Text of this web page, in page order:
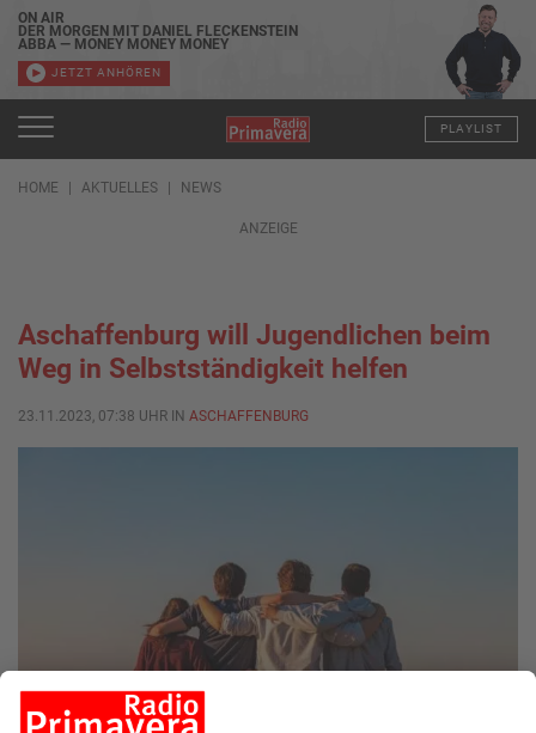
ON AIR
DER MORGEN MIT DANIEL FLECKENSTEIN
ABBA — MONEY MONEY MONEY
JETZT ANHÖREN
PLAYLIST
HOME AKTUELLES NEWS
ANZEIGE
Aschaffenburg will Jugendlichen beim
Weg in Selbstständigkeit helfen
23.11.2023, 07:38 UHR IN ASCHAFFENBURG